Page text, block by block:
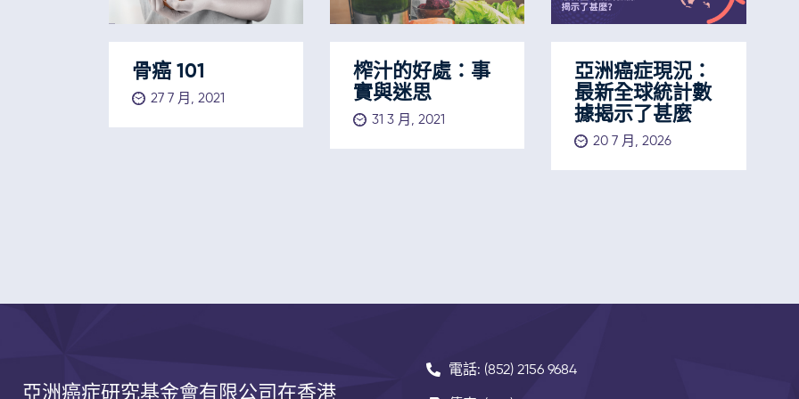
骨癌 101
27 7 月, 2021
榨汁的好處：事
實與迷思
31 3 月, 2021
亞洲癌症現況：
最新全球統計數
據揭示了甚麼
20 7 月, 2026
亞洲癌症研究基金會有限公司 在香港
電話: (852) 2156 9684